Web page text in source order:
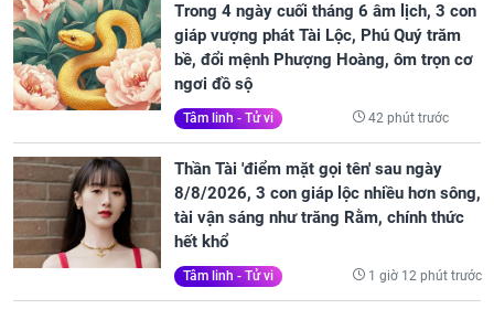
Trong 4 ngày cuối tháng 6 âm lịch, 3 con
giáp vượng phát Tài Lộc, Phú Quý trăm
bề, đổi mệnh Phượng Hoàng, ôm trọn cơ
ngơi đồ sộ
Tâm linh - Tử vi 42 phút trước
Thần Tài 'điểm mặt gọi tên' sau ngày
8/8/2026, 3 con giáp lộc nhiều hơn sông,
tài vận sáng như trăng Rằm, chính thức
hết khổ
Tâm linh - Tử vi 1 giờ 12 phút trước